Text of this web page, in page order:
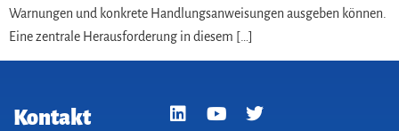
Warnungen und konkrete Handlungsanweisungen ausgeben können.
Eine zentrale Herausforderung in diesem […]
Kontakt